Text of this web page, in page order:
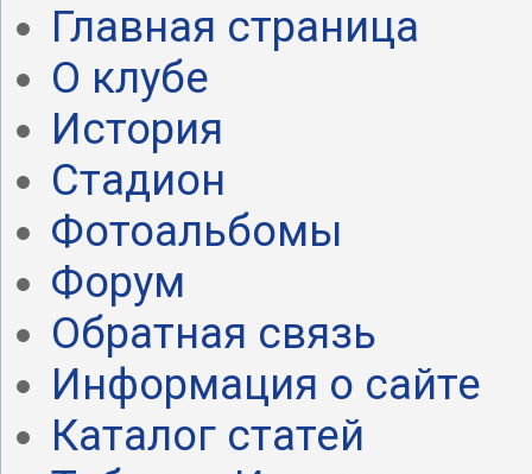
Главная страница
О клубе
История
Стадион
Фотоальбомы
Форум
Обратная связь
Информация о сайте
Каталог статей